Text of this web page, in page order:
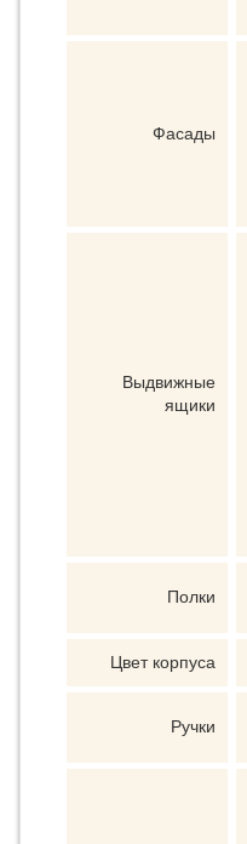
Фасады
Выдвижные
ящики
Полки
Цвет корпуса
Ручки